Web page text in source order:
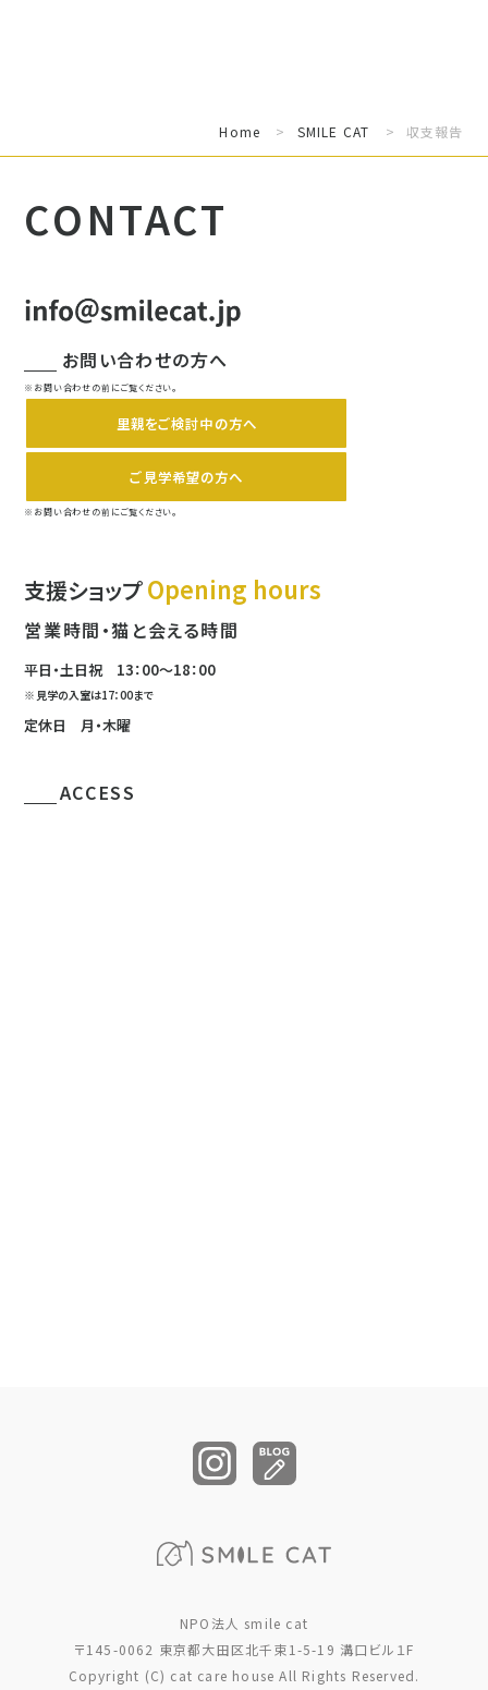
Home > SMILE CAT > 収支報告
CONTACT
お問い合わせの方へ
※お問い合わせの前にご覧ください。
里親をご検討中の方へ
ご見学希望の方へ
※お問い合わせの前にご覧ください。
支援ショップOpening hours
営業時間・猫と会える時間
平日・土日祝 13：00〜18：00
見学の入室は17：00まで
定休日 月・木曜
ACCESS
NPO法人 smile cat
〒145-0062 東京都大田区北千束1-5-19 溝口ビル１F
Copyright (C) cat care house All Rights Reserved.